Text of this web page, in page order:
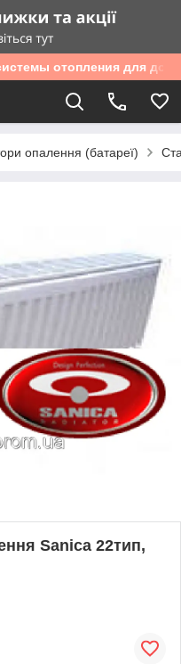
отопления для дома
опалення (батареї)
Sanica 22тип,